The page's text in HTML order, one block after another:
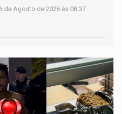
de Agosto de 2026 às 08:37